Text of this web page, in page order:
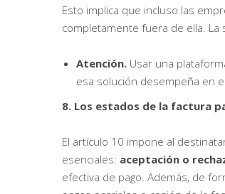
Esto implica que incluso las
completamente fuera de ella.
Atención. Usar una
esa solución desempeña en
8. Los estados de la factura
El artículo 10 impone al
esenciales: aceptación o
efectiva de pago. Además, de